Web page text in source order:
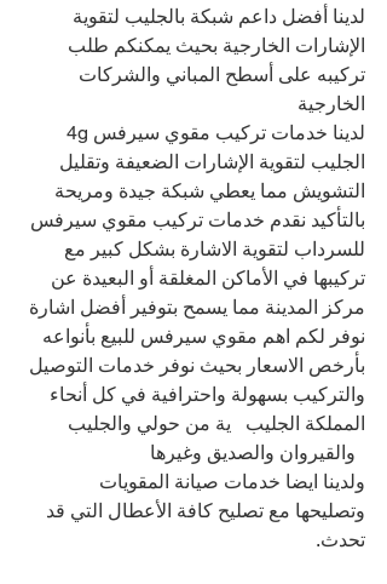
لدينا أفضل داعم شبكة بالجليب لتقوية
الإشارات الخارجية بحيث يمكنكم طلب
تركيبه على أسطح المباني والشركات
الخارجية
الجليب لتقوية الإشارات الضعيفة وتقليل
التشويش مما يعطي شبكة جيدة ومريحة
بالتأكيد نقدم خدمات تركيب مقوي سيرفس
للسرداب لتقوية الاشارة بشكل كبير مع
تركيبها في الأماكن المغلقة أو البعيدة عن
مركز المدينة مما يسمح بتوفير أفضل اشارة
نوفر لكم اهم مقوي سيرفس للبيع بأنواعه
بأرخص الاسعار بحيث نوفر خدمات التوصيل
والتركيب بسهولة واحترافية في كل أنحاء
المملكة الجليب   ية من حولي والجليب
والقيروان والصديق وغيرها
ولدينا ايضا خدمات صيانة المقويات
وتصليحها مع تصليح كافة الأعطال التي قد
تحدث.